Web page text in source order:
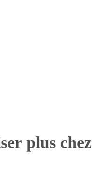
plus chez